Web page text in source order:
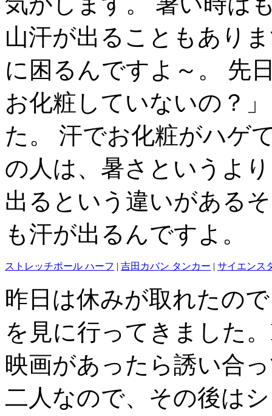
山汗が出ることもあり
に困るんですよ～。 先
お化粧していないの？
た。 汗でお化粧がハゲ
の人は、暑さというよ
出るという違いがある
も汗が出るんですよ。
ストレッチポール ハーフ | 吉田カバン タンカー | サイエンス
昨日は休みが取れたの
を見に行ってきました
映画があったら誘い合
二人なので、その後は